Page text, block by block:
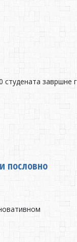
студената завршне
пословно